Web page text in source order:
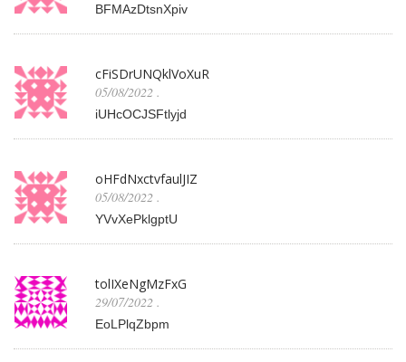
BFMAzDtsnXpiv
cFiSDrUNQklVoXuR
05/08/2022 .
iUHcOCJSFtlyjd
oHFdNxctvfaulJIZ
05/08/2022 .
YVvXePklgptU
tolIXeNgMzFxG
29/07/2022 .
EoLPlqZbpm